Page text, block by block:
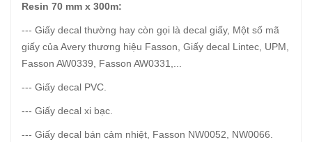
Resin 70 mm x 300m:
--- Giấy decal thường hay còn gọi là decal giấy, Một số mã
giấy của Avery thương hiệu Fasson, Giấy decal Lintec, UPM,
Fasson AW0339, Fasson AW0331,...
--- Giấy decal PVC.
--- Giấy decal xi bạc.
--- Giấy decal bán cảm nhiệt, Fasson NW0052, NW0066.